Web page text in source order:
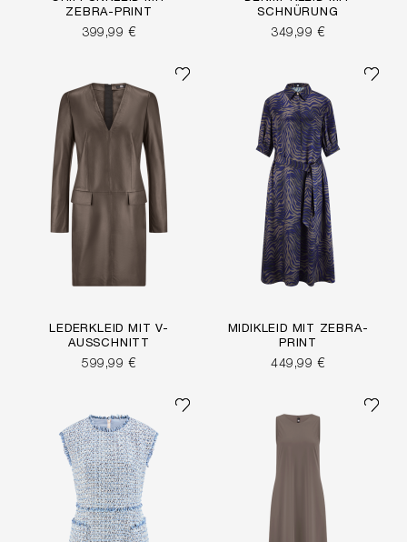
ZEBRA-PRINT
399,99 €
SCHNÜRUNG
349,99 €
LEDERKLEID MIT V-
AUSSCHNITT
599,99 €
MIDIKLEID MIT ZEBRA-
PRINT
449,99 €